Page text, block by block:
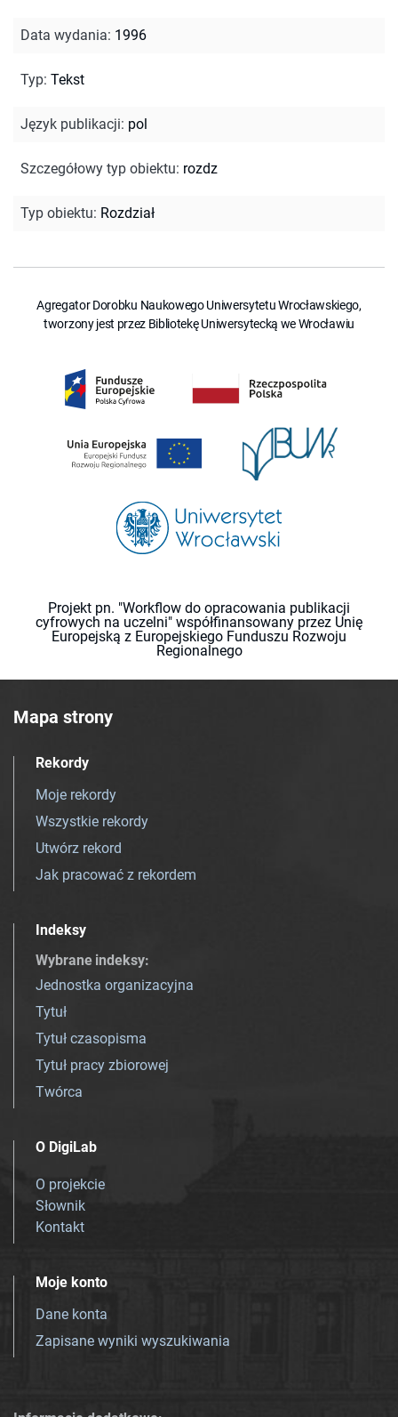
Data wydania: 1996
Typ: Tekst
Język publikacji: pol
Szczegółowy typ obiektu: rozdz
Typ obiektu: Rozdział
Agregator Dorobku Naukowego Uniwersytetu Wrocławskiego,
tworzony jest przez Bibliotekę Uniwersytecką we Wrocławiu
Projekt pn. "Workflow do opracowania publikacji
cyfrowych na uczelni" współfinansowany przez Unię
Europejską z Europejskiego Funduszu Rozwoju
Regionalnego
Mapa strony
Rekordy
Moje rekordy
Wszystkie rekordy
Utwórz rekord
Jak pracować z rekordem
Indeksy
Wybrane indeksy:
Jednostka organizacyjna
Tytuł
Tytuł czasopisma
Tytuł pracy zbiorowej
Twórca
O DigiLab
O projekcie
Słownik
Kontakt
Moje konto
Dane konta
Zapisane wyniki wyszukiwania